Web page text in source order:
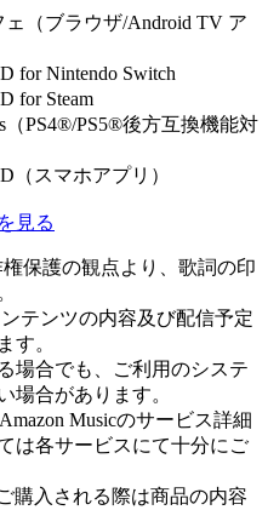
（ブラウザ/Android TV ア
for Nintendo Switch
for Steam
（PS4®/PS5®後方互換機能対
（スマホアプリ）
見る
保護の観点より、歌詞の印
テンツの内容及び配信予定
す。
場合でも、ご利用のシステ
場合があります。
Musicのサービス詳細
は各サービスにて十分にご
購入される際は商品の内容